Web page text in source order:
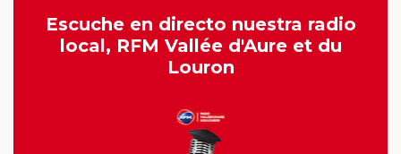
Escuche en directo nuestra radio
local, RFM Vallée d'Aure et du
Louron